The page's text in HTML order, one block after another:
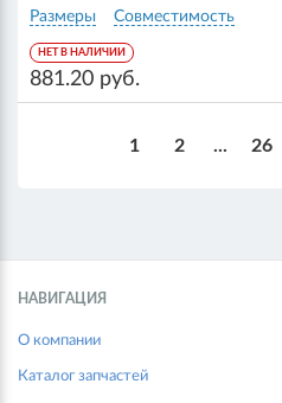
Размеры
Совместимость
881.20 руб.
НЕТ В НАЛИЧИИ
1 2 ... 26
НАВИГАЦИЯ
О компании
Каталог запчастей